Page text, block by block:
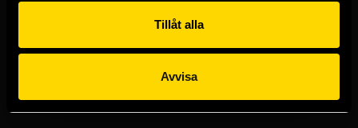
Tillåt alla
Avvisa
Malmöbutiken
582 19 Linköping